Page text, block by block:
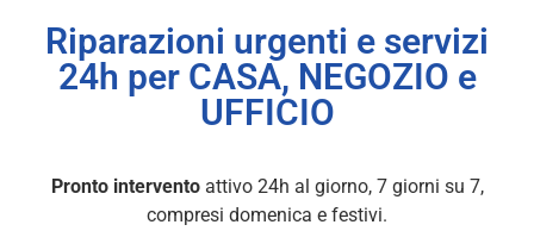
Riparazioni urgenti e servizi
24h per CASA, NEGOZIO e
UFFICIO
Pronto intervento attivo 24h al giorno, 7 giorni su 7,
compresi domenica e festivi.